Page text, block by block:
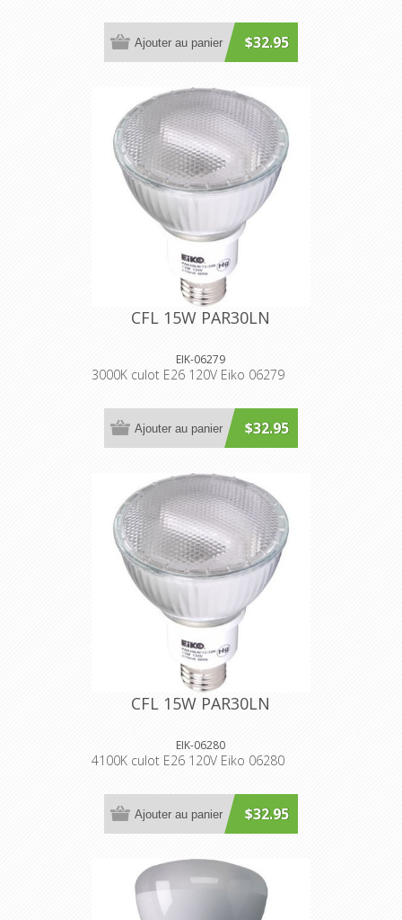
$32.95
Ajouter au panier
CFL 15W PAR30LN
EIK-06279
3000K culot E26 120V Eiko 06279
$32.95
Ajouter au panier
CFL 15W PAR30LN
EIK-06280
4100K culot E26 120V Eiko 06280
$32.95
Ajouter au panier